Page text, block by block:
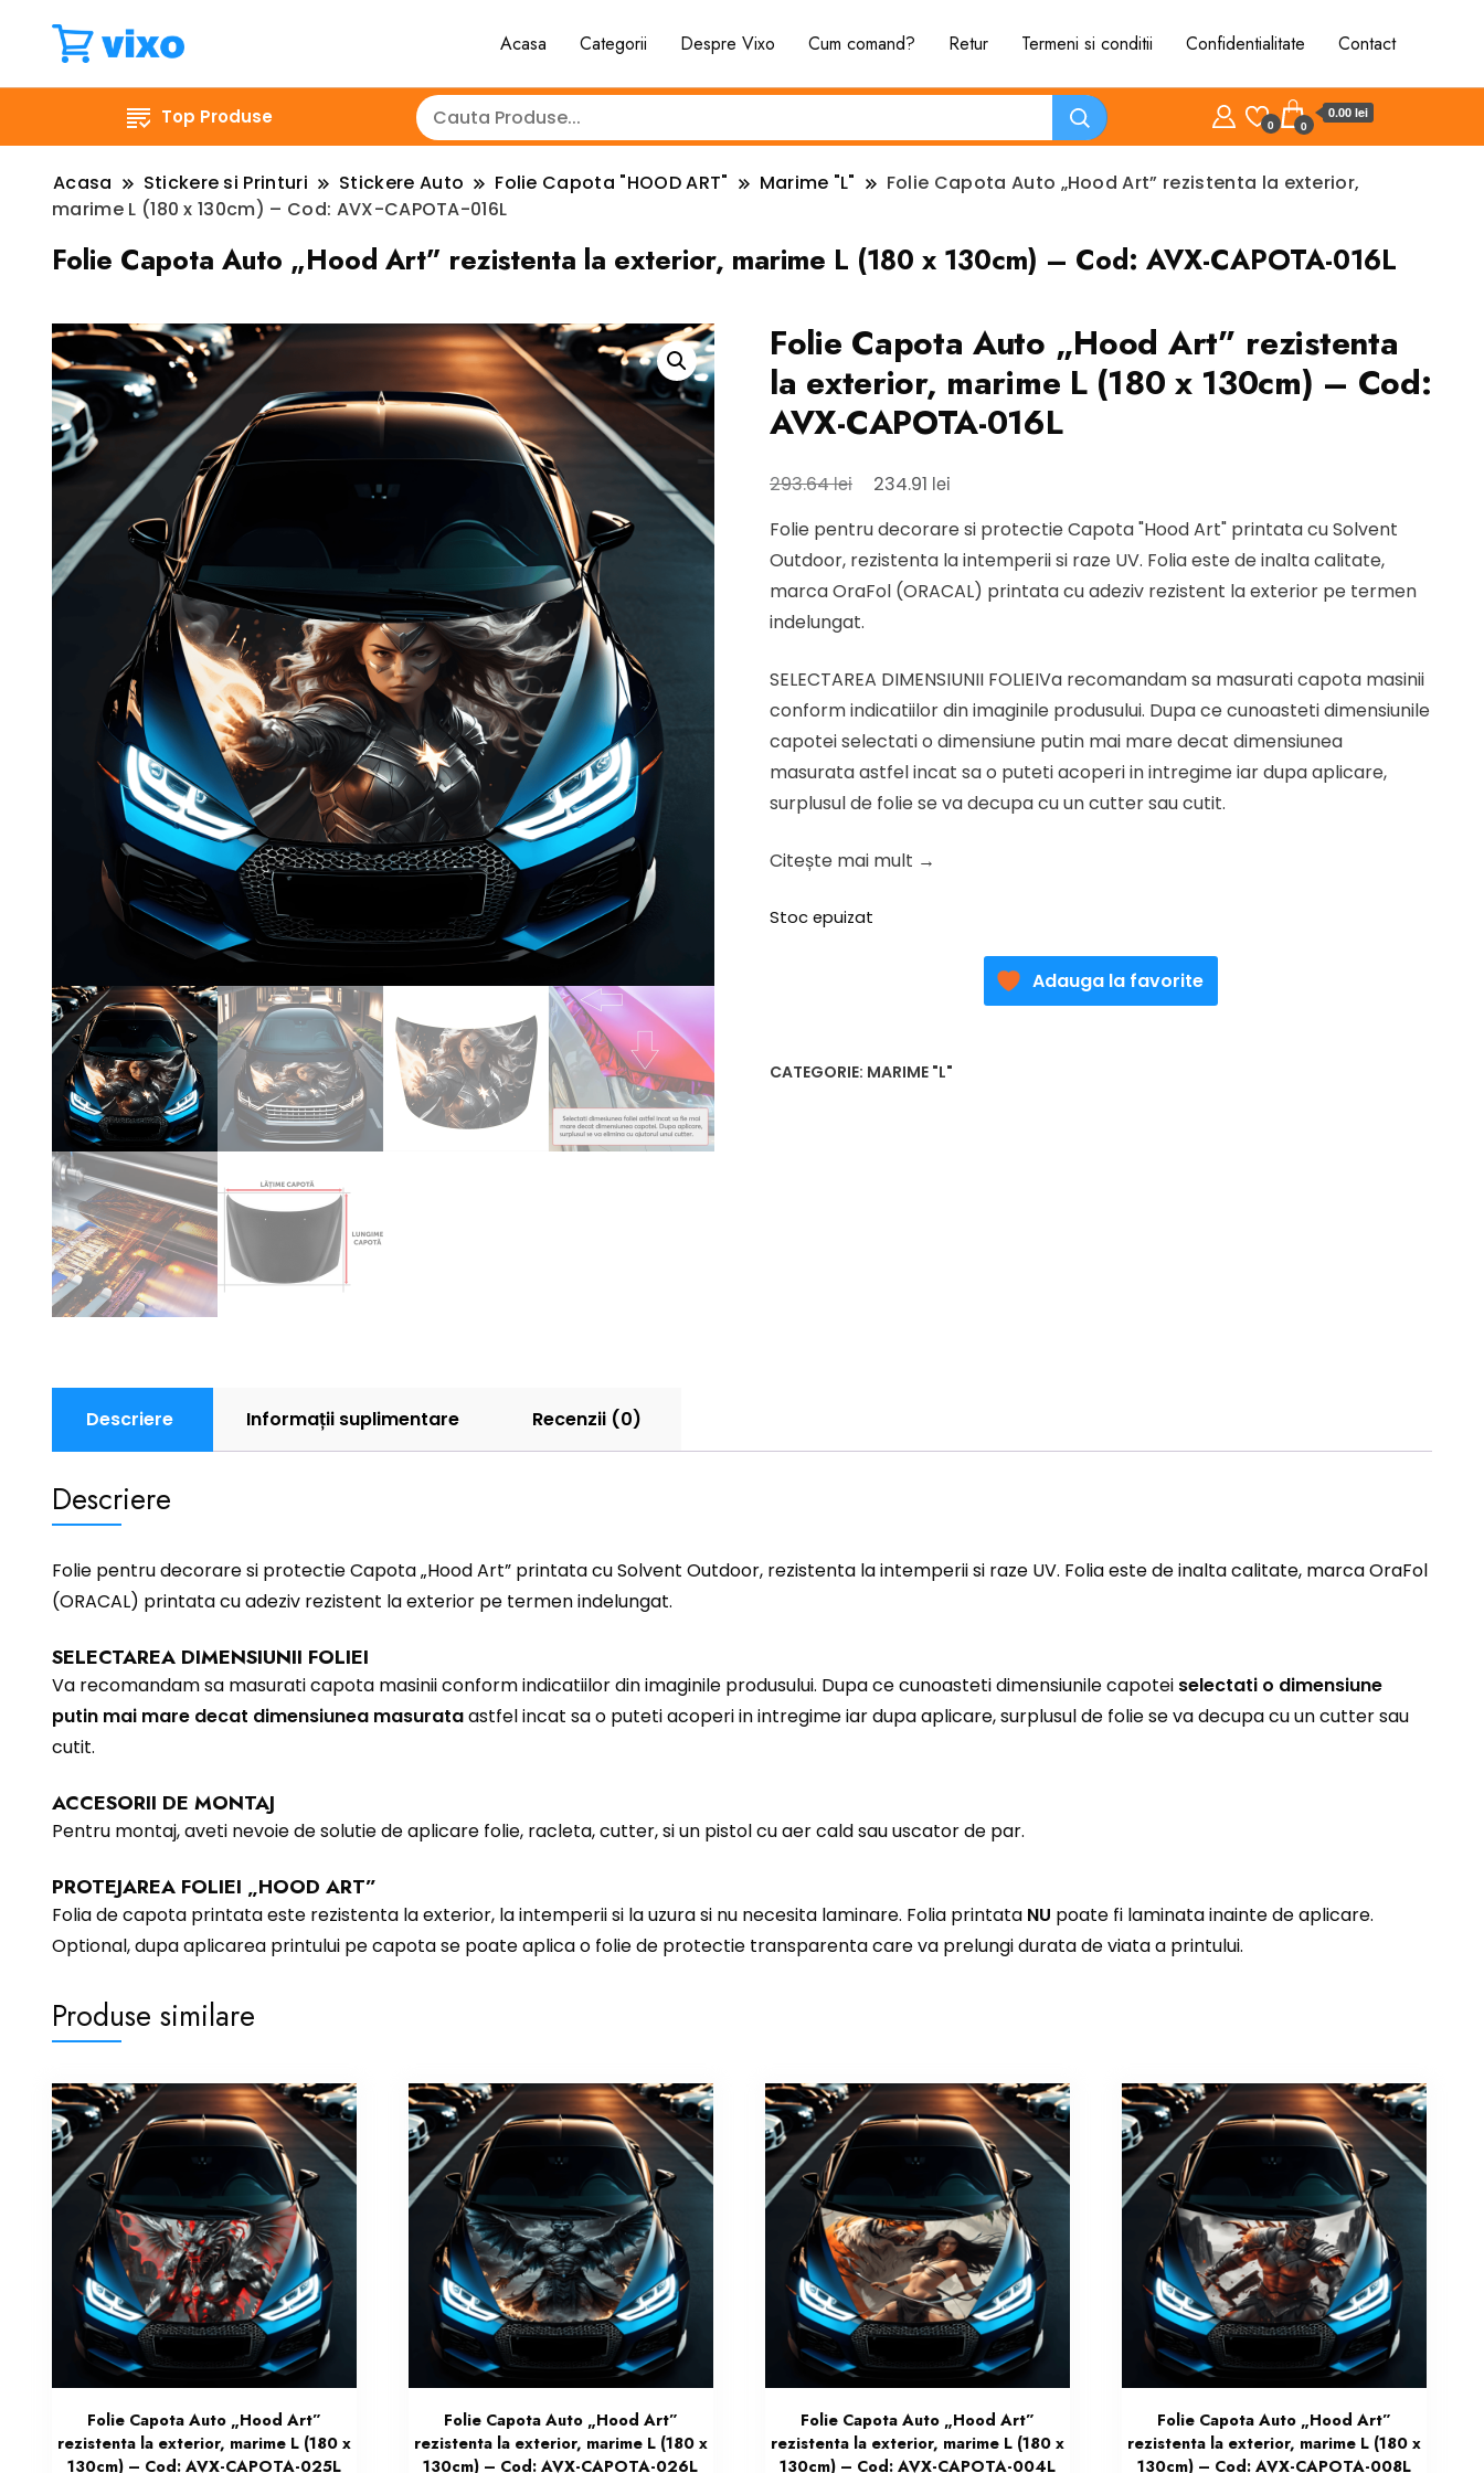
Acasa Categorii Despre Vixo Cum comand? Retur Termeni si conditii Confidentialitate Contact
Top Produse 0 0
0.00 lei
Acasa Stickere si Printuri Stickere Auto Folie Capota "HOOD ART" Marime "L"
Folie Capota Auto „Hood Art” rezistenta la exterior,
marime L (180 x 130cm) – Cod: AVX-CAPOTA-016L
Folie Capota Auto „Hood Art” rezistenta la exterior, marime L (180 x 130cm) – Cod: AVX-CAPOTA-016L
Folie Capota Auto „Hood Art” rezistenta
la exterior, marime L (180 x 130cm) – Cod:
AVX-CAPOTA-016L
293.64lei
Prețul
a
fost:
293.64 lei.
234.91 lei
este:
234.91 lei.
Folie pentru decorare si protectie Capota "Hood Art" printata cu Solvent
Outdoor, rezistenta la intemperii si raze UV. Folia este de inalta calitate,
marca OraFol (ORACAL) printata cu adeziv rezistent la exterior pe termen
indelungat.
SELECTAREA DIMENSIUNII FOLIEIVa recomandam sa masurati capota masinii
conform indicatiilor din imaginile produsului. Dupa ce cunoasteti dimensiunile
capotei selectati o dimensiune putin mai mare decat dimensiunea
masurata astfel incat sa o puteti acoperi in intregime iar dupa aplicare,
surplusul de folie se va decupa cu un cutter sau cutit.
Citește mai mult →
Stoc epuizat
Adauga la favorite
CATEGORIE: MARIME "L"
Descriere Informații suplimentare Recenzii (0)
Descriere
Folie pentru decorare si protectie Capota „Hood Art” printata cu Solvent Outdoor, rezistenta la intemperii si raze UV. Folia este de inalta calitate, marca OraFol
(ORACAL) printata cu adeziv rezistent la exterior pe termen indelungat.
SELECTAREA DIMENSIUNII FOLIEI
Va recomandam sa masurati capota masinii conform indicatiilor din imaginile produsului. Dupa ce cunoasteti dimensiunile capotei selectati o dimensiune
putin mai mare decat dimensiunea masurataastfel incat sa o puteti acoperi in intregime iar dupa aplicare, surplusul de folie se va decupa cu un cutter sau
cutit.
ACCESORII DE MONTAJ
Pentru montaj, aveti nevoie de solutie de aplicare folie, racleta, cutter, si un pistol cu aer cald sau uscator de par.
PROTEJAREA FOLIEI „HOOD ART”
Folia de capota printata este rezistenta la exterior, la intemperii si la uzura si nu necesita laminare. Folia printata NU poate fi laminata inainte de aplicare.
Optional, dupa aplicarea printului pe capota se poate aplica o folie de protectie transparenta care va prelungi durata de viata a printului.
Produse similare
Folie Capota Auto „Hood Art”
rezistenta la exterior, marime L (180 x
130cm) – Cod: AVX-CAPOTA-025L
Folie Capota Auto „Hood Art”
rezistenta la exterior, marime L (180 x
130cm) – Cod: AVX-CAPOTA-026L
Folie Capota Auto „Hood Art”
rezistenta la exterior, marime L (180 x
130cm) – Cod: AVX-CAPOTA-004L
Folie Capota Auto „Hood Art”
rezistenta la exterior, marime L (180 x
130cm) – Cod: AVX-CAPOTA-008L